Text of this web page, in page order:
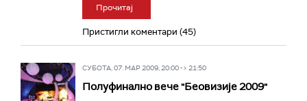
Прочитај
Пристигли коментари (45)
СУБОТА, 07. МАР 2009, 20:00 -> 21:50
Полуфинално вече "Беовизије 2009"